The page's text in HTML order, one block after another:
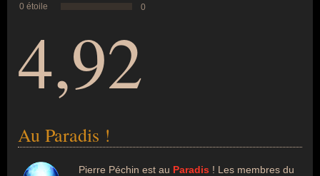
0 étoile
0
4,92
Au Paradis !
Pierre Péchin est au Paradis ! Les membres du